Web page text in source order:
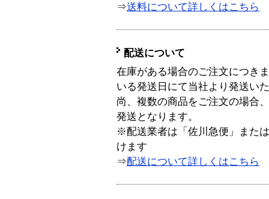
⇒送料について詳しくはこちら
配送について
在庫がある場合のご注文につき
いる発送日にて当社より発送い
尚、複数の商品をご注文の場合
発送となります。
※配送業者は「佐川急便」また
けます
⇒配送について詳しくはこちら